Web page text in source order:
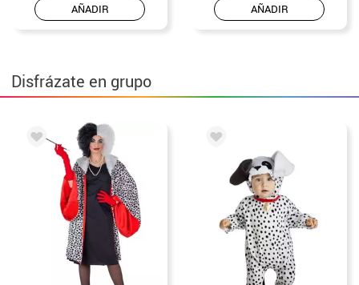
AÑADIR AÑADIR
Disfrázate en grupo